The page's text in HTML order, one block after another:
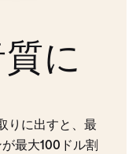
に
りに出すと、最
最大100ドル割